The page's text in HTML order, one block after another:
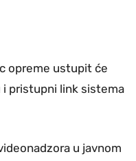
opreme ustupit će
pristupni link sistema
u javnom